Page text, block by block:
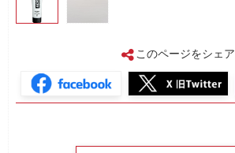
このページをシェア